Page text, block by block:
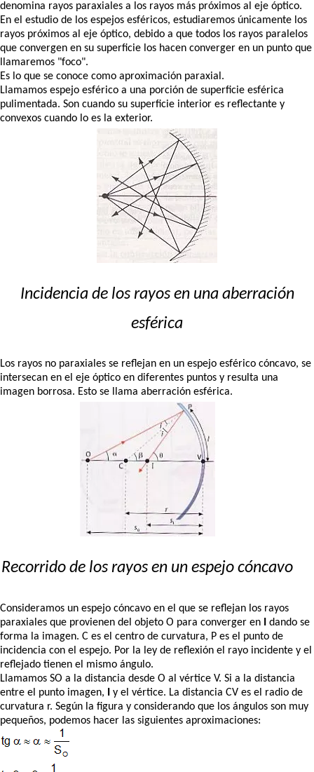
denomina rayos paraxiales a los rayos más próximos al eje óptico.
En el estudio de los espejos esféricos, estudiaremos únicamente los
rayos próximos al eje óptico, debido a que todos los rayos paralelos
que convergen en su superficie los hacen converger en un punto que
llamaremos "foco".
Es lo que se conoce como aproximación paraxial.
Llamamos espejo esférico a una porción de superficie esférica
pulimentada. Son cuando su superficie interior es reflectante y
convexos cuando lo es la exterior.
Incidencia de los rayos en una aberración
esférica
Los rayos no paraxiales se reflejan en un espejo esférico cóncavo, se
intersecan en el eje óptico en diferentes puntos y resulta una
imagen borrosa. Esto se llama aberración esférica.
Recorrido de los rayos en un espejo cóncavo
Consideramos un espejo cóncavo en el que se reflejan los rayos
paraxiales que provienen del objeto O para converger en
dando se
forma la imagen. C es el centro de curvatura, P es el punto de
incidencia con el espejo. Por la ley de reflexión el rayo incidente y el
reflejado tienen el mismo ángulo.
Llamamos SO a la distancia desde O al vértice V. Si a la distancia
entre el punto imagen,
y el vértice. La distancia CV es el radio de
curvatura r. Según la figura y considerando que los ángulos son muy
pequeños, podemos hacer las siguientes aproximaciones: